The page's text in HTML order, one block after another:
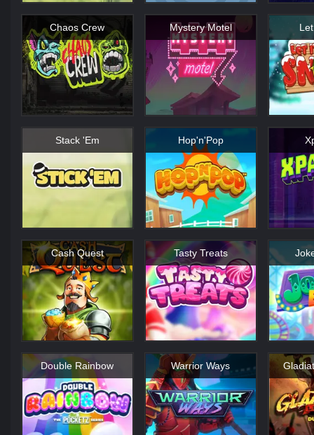
Chaos Crew Mystery Motel
Stack 'Em Hop'n'Pop
Cash Quest Tasty Treats
Double Rainbow Warrior Ways